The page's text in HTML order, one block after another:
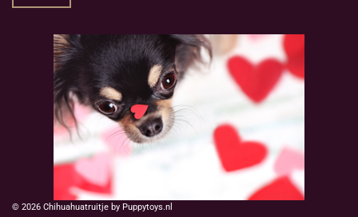
© 2026 Chihuahuatruitje by Puppytoys.nl